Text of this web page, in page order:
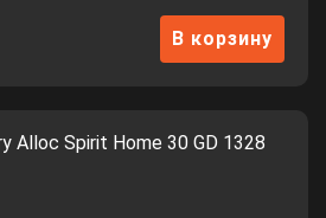
В корзину